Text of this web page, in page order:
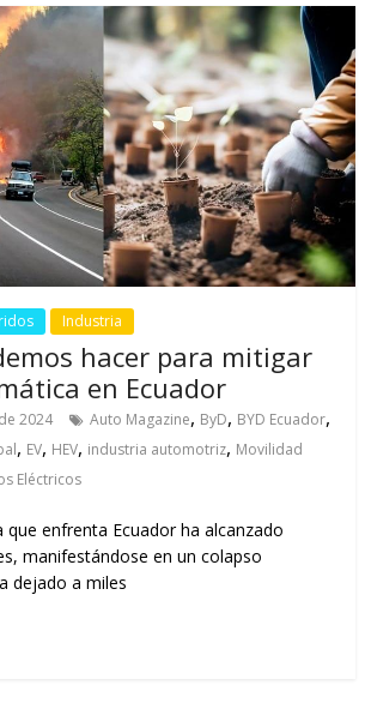
Industria
hacer para mitigar
en Ecuador
2024 Auto Magazine, ByD, BYD Ecuador,
, EV, HEV, industria automotriz, Movilidad
Eléctricos
que enfrenta Ecuador ha alcanzado
manifestándose en un colapso
dejado a miles